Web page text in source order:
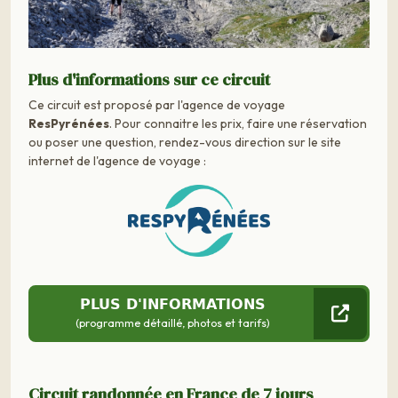
Plus d'informations sur ce circuit
Ce circuit est proposé par l'agence de voyage
ResPyrénées. Pour connaitre les prix, faire une réservation
ou poser une question, rendez-vous direction sur le site
internet de l'agence de voyage :
PLUS D'INFORMATIONS
(programme détaillé, photos et tarifs)